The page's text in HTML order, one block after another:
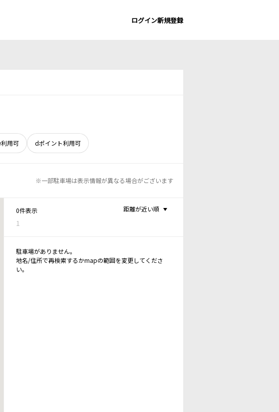
ログイン新規登録
用可 dポイント利用可
※一部駐車場は表示情報が異なる場合がございます
0件表示
1
距離が近い順
駐車場がありません。
地名/住所で再検索するかmapの範囲を変更してくださ
い。